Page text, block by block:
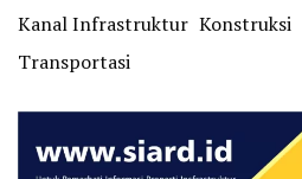
Kanal Infrastruktur Konstruksi
Transportasi